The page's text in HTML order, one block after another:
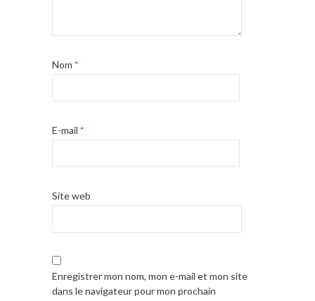
Nom *
E-mail *
Site web
Enregistrer mon nom, mon e-mail et mon site
dans le navigateur pour mon prochain